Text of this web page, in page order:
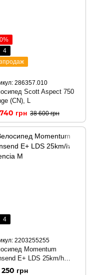
4
286357.010
Scott Aspect 750
(CN), L
грн 38 600 грн
4
2203255255
Momentum
E+ LDS 25km/h
M
250 грн